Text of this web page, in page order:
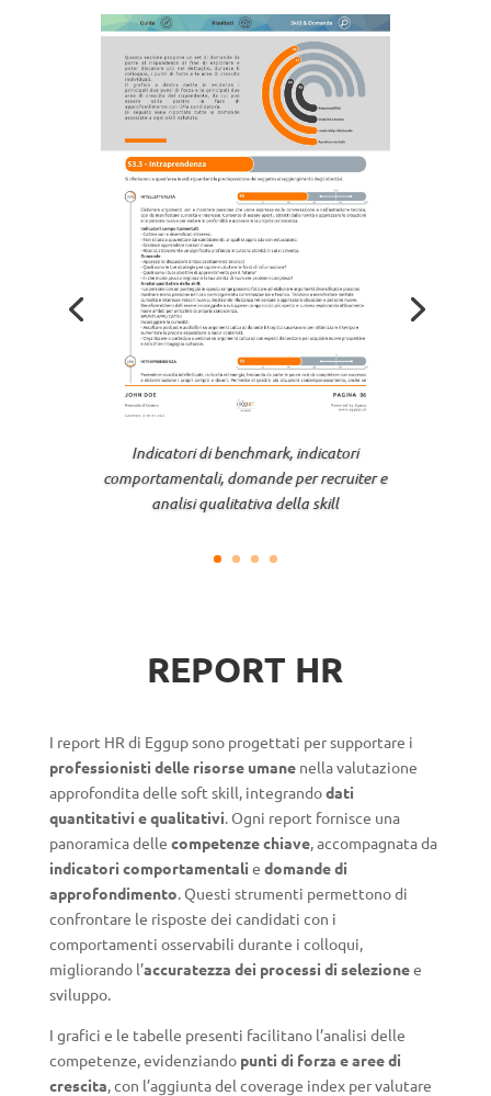
Indicatori di benchmark, indicatori
comportamentali, domande per recruiter e
analisi qualitativa della skill
REPORT HR
I report HR di Eggup sono progettati per supportare i
professionisti delle risorse umanenella valutazione
approfondita delle soft skill, integrandodati
quantitativi e qualitativi . Ogni report fornisce una
panoramica delle competenze chiave, accompagnata da
indicatori comportamentali e domande di
approfondimento . Questi strumenti permettono di
confrontare le risposte dei candidati con i
comportamenti osservabili durante i colloqui,
migliorando l’accuratezza dei processi di selezionee
sviluppo.
I grafici e le tabelle presenti facilitano l’analisi delle
competenze, evidenziando punti di forza e aree di
crescita , con l’aggiunta del coverage index per valutare